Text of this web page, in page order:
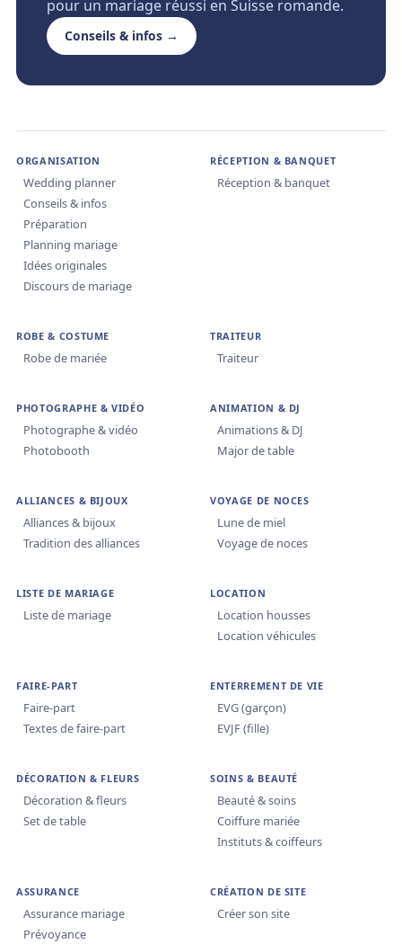
ORGANISATION
Wedding planner
Conseils & infos
Préparation
Planning mariage
Idées originales
Discours de mariage
RÉCEPTION & BANQUET
Réception & banquet
ROBE & COSTUME
Robe de mariée
TRAITEUR
Traiteur
PHOTOGRAPHE & VIDÉO
Photographe & vidéo
Photobooth
ANIMATION & DJ
Animations & DJ
Major de table
ALLIANCES & BIJOUX
Alliances & bijoux
Tradition des alliances
VOYAGE DE NOCES
Lune de miel
Voyage de noces
LISTE DE MARIAGE
Liste de mariage
LOCATION
Location housses
Location véhicules
FAIRE-PART
Faire-part
Textes de faire-part
ENTERREMENT DE VIE
EVG (garçon)
EVJF (fille)
DÉCORATION & FLEURS
Décoration & fleurs
Set de table
SOINS & BEAUTÉ
Beauté & soins
Coiffure mariée
Instituts & coiffeurs
ASSURANCE
Assurance mariage
Prévoyance
CRÉATION DE SITE
Créer son site
pour un mariage réussi en Suisse romande.
Conseils & infos →